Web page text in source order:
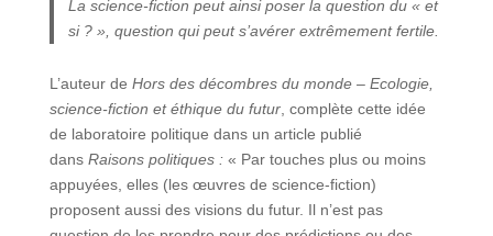
La science-fiction peut ainsi poser la question du « et
si ? », question qui peut s’avérer extrêmement fertile.
L’auteur de Hors des décombres du monde – Ecologie,
science-fiction et éthique du futur, complète cette idée
de laboratoire politique dans un article publié
dans Raisons politiques :« Par touches plus ou moins
appuyées, elles (les œuvres de science-fiction)
proposent aussi des visions du futur. Il n’est pas